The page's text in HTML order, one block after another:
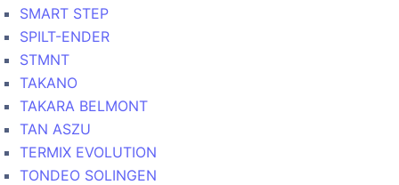
SMART STEP
SPILT-ENDER
STMNT
TAKANO
TAKARA BELMONT
TAN ASZU
TERMIX EVOLUTION
TONDEO SOLINGEN